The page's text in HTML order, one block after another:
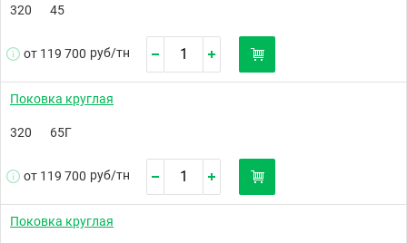
320 45
от 119 700 руб/тн
Поковка круглая
320 65Г
от 119 700 руб/тн
Поковка круглая